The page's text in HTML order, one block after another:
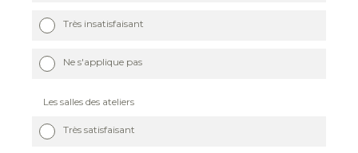
Très insatisfaisant
Ne s'applique pas
Les salles des ateliers
Très satisfaisant